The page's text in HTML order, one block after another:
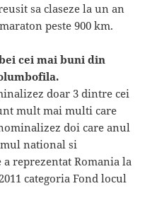
sa claseze la un an
peste 900 km.
cei mai buni din
doar 3 dintre cei
mult mai multi care
doi care anul
national si
reprezentat Romania la
categoria Fond locul